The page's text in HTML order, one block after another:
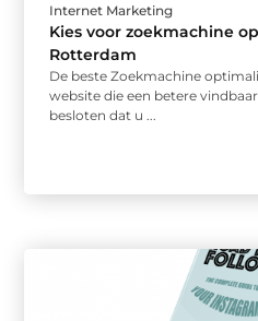
Internet Marketing
Kies voor zoekmachine
Rotterdam
De beste Zoekmachine
website die een betere
besloten dat u ...